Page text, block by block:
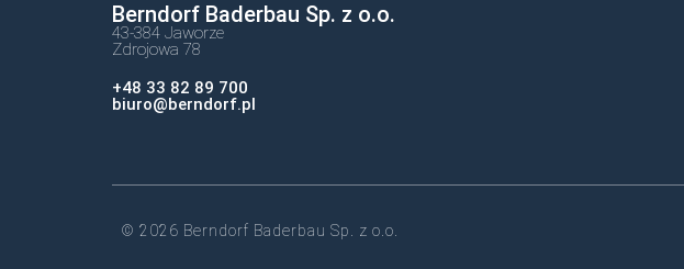
Berndorf Baderbau Sp. z o.o.
43-384 Jaworze
Zdrojowa 78
+48 33 82 89 700
biuro@berndorf.pl
© 2026 Berndorf Baderbau Sp. z o.o.